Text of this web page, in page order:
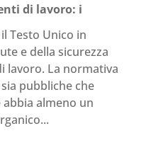
di lavoro: i
Testo Unico in
e della sicurezza
lavoro. La normativa
pubbliche che
abbia almeno un